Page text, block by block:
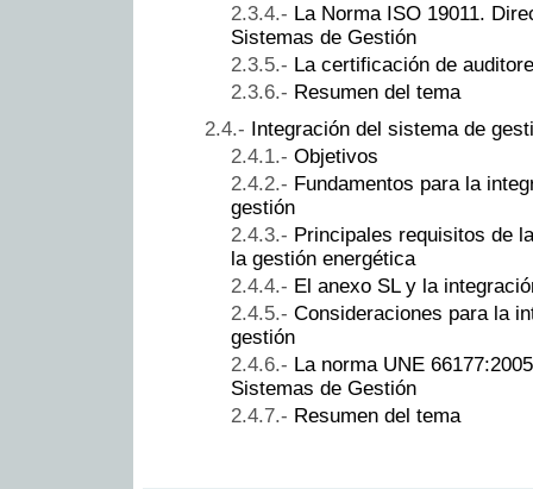
La Norma ISO 19011.
Sistemas de Gestión
La certificación de
Resumen del tema
Integración del sistema de
Objetivos
Fundamentos para la
gestión
Principales requisitos de
la gestión energética
El anexo SL y la
Consideraciones para la
gestión
La norma UNE
Sistemas de Gestión
Resumen del tema